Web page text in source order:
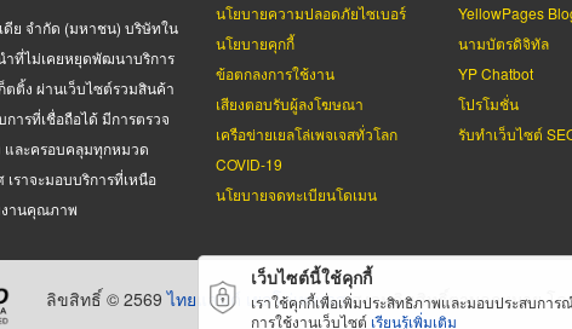
ดีย จำกัด (มหาชน) บริษัทใน
นำที่ไม่เคยหยุดพัฒนาบริการ
ติ้ง ผ่านเว็บไซต์รวมสินค้า
การที่เชื่อถือได้ มีการตรวจ
และครอบคลุมทุกหมวด
เราจะมอบบริการที่เหนือ
านคุณภาพ
นโยบายความปลอดภัยไซเบอร์
นโยบายคุกกี้
ข้อตกลงการใช้งาน
เสียงตอบรับผู้ลงโฆษณา
เครือข่ายเยลโล่เพจเจสทั่วโลก
COVID-19
นโยบายจดทะเบียนโดเมน
YellowPages
นามบัตรดิจิทัล
YP Chatbot
โปรโมชั่น
รับทำเว็บไซต์
ลิขสิทธิ์ © 2569ไทยแลนด์ เยลโล่เพจเจสสงวนลิขสิทธิ์ตามกฏหมาย โ
เว็บไซต์นี้ใช้คุกกี้
เราใช้คุกกี้เพื่อเพิ่มประสิทธิภาพและมอบประสบกา
การใช้งานเว็บไซต์ เรียนรู้เพิ่มเติม